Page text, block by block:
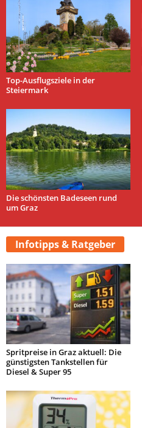
Top-Ausflugsziele in der
Steiermark
Die schönsten Badeseen rund
um Graz
Infotipps & Ratgeber
Spritpreise in Graz aktuell: Die
günstigsten Tankstellen für
Diesel & Super 95